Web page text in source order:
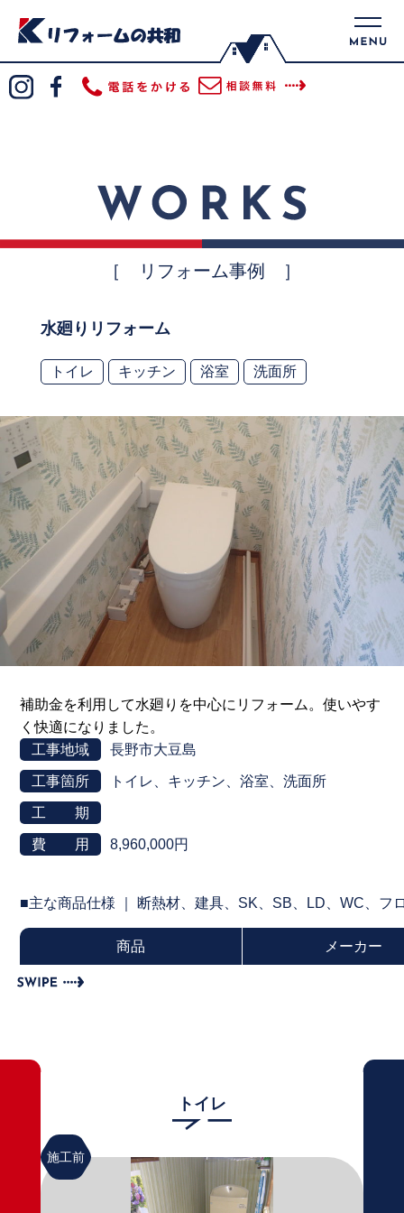
［ リフォーム事例 ］
水廻りリフォーム
トイレ キッチン 浴室 洗面所
補助金を利用して水廻りを中心にリフォーム。使いやす
く快適になりました。
工事地域
長野市大豆島
工事箇所 トイレ、キッチン、浴室、洗面所
工 期
費 用 8,960,000円
■主な商品仕様 ｜ 断熱材、建具、SK、SB、LD、WC、フ
商品 メーカー
トイレ
施工前